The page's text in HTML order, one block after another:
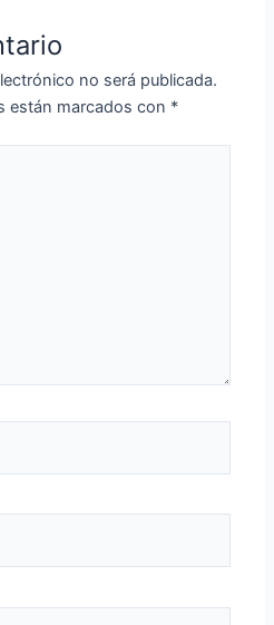
no será publicada.
están marcados con *